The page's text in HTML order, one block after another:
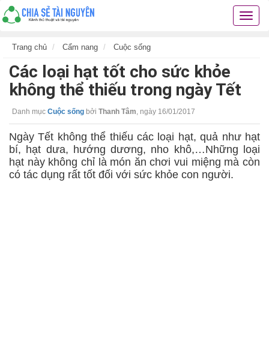
Chia
thủ
thuật
hay
Trang chủ Cẩm nang Cuộc sống
Các loại hạt tốt cho sức khỏe
không thể thiếu trong ngày Tết
Danh mục Cuộc sống bởi Thanh Tâm, ngày 16/01/2017
Ngày Tết không thể thiếu các loại hạt, quả như hạt
bí, hạt dưa, hướng dương, nho khô,…Những loại
hạt này không chỉ là món ăn chơi vui miệng mà còn
có tác dụng rất tốt đối với sức khỏe con người.